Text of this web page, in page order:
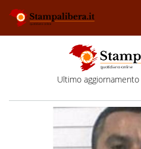
Ultimo aggiornamento